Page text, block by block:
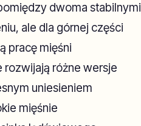
dwoma stabilnymi
ale dla górnej części
pracę mięśni
rozwijają różne wersje
uniesieniem
mięśnie